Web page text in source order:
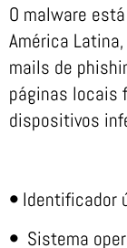
O malware
América
mails de
páginas locais
dispositivos
• Identificador
• Sistema